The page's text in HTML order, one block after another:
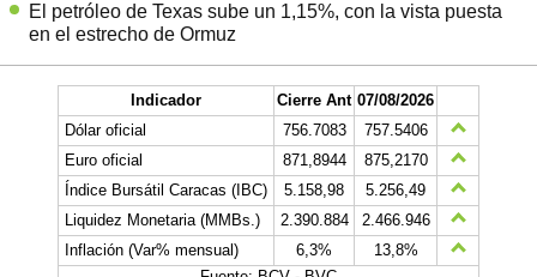
El petróleo de Texas sube un 1,15%, con la vista puesta
en el estrecho de Ormuz
Indicador Cierre Ant 07/08/2026
Dólar oficial
756.7083
757.5406
Euro oficial
871,8944
875,2170
Índice Bursátil Caracas (IBC)
5.158,98
5.256,49
Liquidez Monetaria (MMBs.)
2.390.884
2.466.946
Inflación (Var% mensual)
6,3%
13,8%